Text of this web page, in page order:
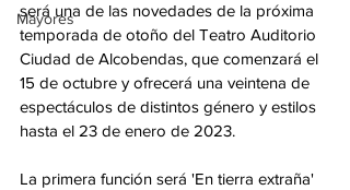
Mayores
será una de las novedades de la próxima
temporada de otoño del Teatro Auditorio
Ciudad de Alcobendas, que comenzará el
15 de octubre y ofrecerá una veintena de
espectáculos de distintos género y estilos
hasta el 23 de enero de 2023.
La primera función será 'En tierra extraña'